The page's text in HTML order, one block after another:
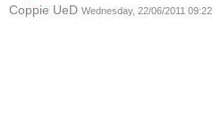
Coppie UeD Wednesday, 22/06/2011 09:22